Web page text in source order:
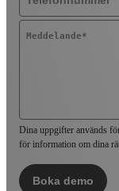
Dina uppgifter används
för information om dina